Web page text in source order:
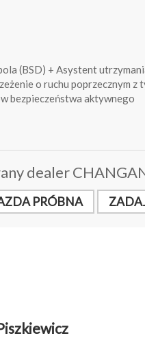
(BSD) + Asystent
o ruchu poprzecznym z
bezpieczeństwa aktywnego
dealer
PRÓBNA